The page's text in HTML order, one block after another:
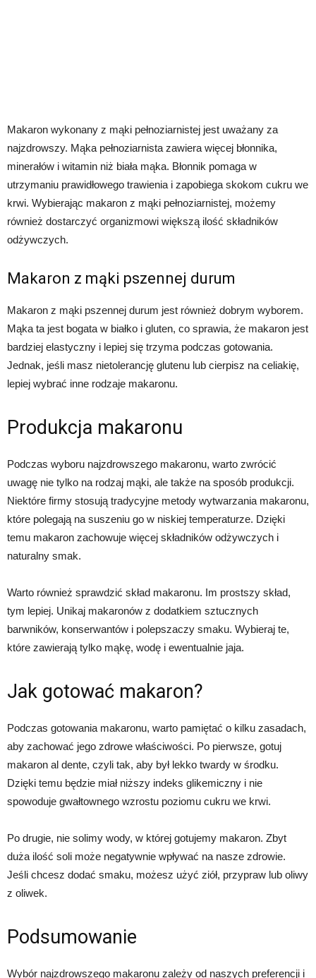
Makaron wykonany z mąki pełnoziarnistej jest uważany za
najzdrowszy. Mąka pełnoziarnista zawiera więcej błonnika,
minerałów i witamin niż biała mąka. Błonnik pomaga w
utrzymaniu prawidłowego trawienia i zapobiega skokom cukru we
krwi. Wybierając makaron z mąki pełnoziarnistej, możemy
również dostarczyć organizmowi większą ilość składników
odżywczych.
Makaron z mąki pszennej durum
Makaron z mąki pszennej durum jest również dobrym wyborem.
Mąka ta jest bogata w białko i gluten, co sprawia, że makaron jest
bardziej elastyczny i lepiej się trzyma podczas gotowania.
Jednak, jeśli masz nietolerancję glutenu lub cierpisz na celiakię,
lepiej wybrać inne rodzaje makaronu.
Produkcja makaronu
Podczas wyboru najzdrowszego makaronu, warto zwrócić
uwagę nie tylko na rodzaj mąki, ale także na sposób produkcji.
Niektóre firmy stosują tradycyjne metody wytwarzania makaronu,
które polegają na suszeniu go w niskiej temperaturze. Dzięki
temu makaron zachowuje więcej składników odżywczych i
naturalny smak.
Warto również sprawdzić skład makaronu. Im prostszy skład,
tym lepiej. Unikaj makaronów z dodatkiem sztucznych
barwników, konserwantów i polepszaczy smaku. Wybieraj te,
które zawierają tylko mąkę, wodę i ewentualnie jaja.
Jak gotować makaron?
Podczas gotowania makaronu, warto pamiętać o kilku zasadach,
aby zachować jego zdrowe właściwości. Po pierwsze, gotuj
makaron al dente, czyli tak, aby był lekko twardy w środku.
Dzięki temu będzie miał niższy indeks glikemiczny i nie
spowoduje gwałtownego wzrostu poziomu cukru we krwi.
Po drugie, nie solimy wody, w której gotujemy makaron. Zbyt
duża ilość soli może negatywnie wpływać na nasze zdrowie.
Jeśli chcesz dodać smaku, możesz użyć ziół, przypraw lub oliwy
z oliwek.
Podsumowanie
Wybór najzdrowszego makaronu zależy od naszych preferencji i